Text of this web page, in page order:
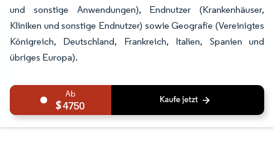
und sonstige Anwendungen), Endnutzer (Krankenhäuser,
Kliniken und sonstige Endnutzer) sowie Geografie (Vereinigtes
Königreich, Deutschland, Frankreich, Italien, Spanien und
übriges Europa).
4750